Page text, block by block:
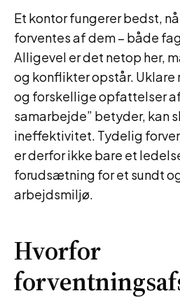
Et kontor fungerer bedst,
forventes af dem – både
Alligevel er det netop her,
og konflikter opstår. Uklare
og forskellige opfattelser
samarbejde” betyder, kan
ineffektivitet. Tydelig
er derfor ikke bare et
forudsætning for et sundt
arbejdsmiljø.
Hvorfor